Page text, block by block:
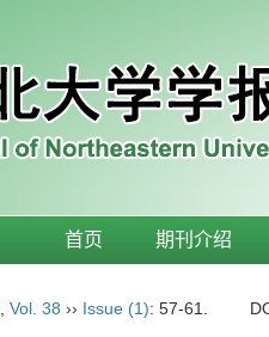
首页 期刊介绍
Vol. 38 ›› Issue (1): 57-61.